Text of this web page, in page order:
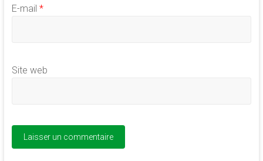
E-mail *
Site web